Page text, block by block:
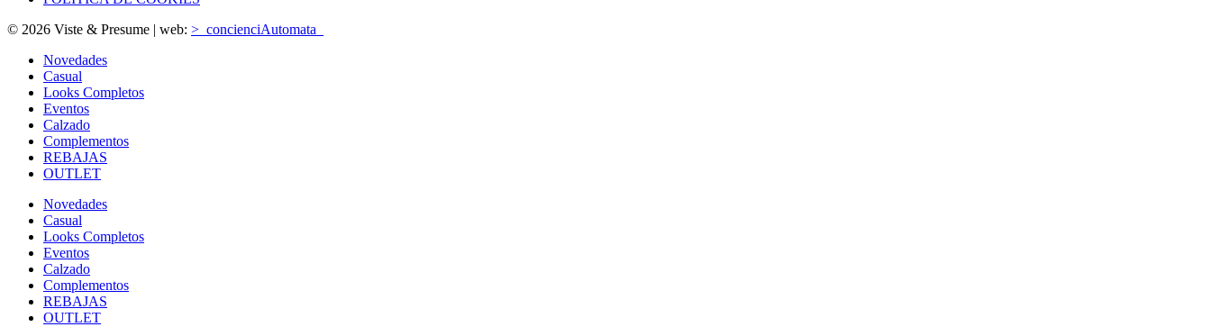
© 2026 Viste & Presume | web: >_concienciAutomata_
Novedades
Casual
Looks Completos
Eventos
Calzado
Complementos
REBAJAS
OUTLET
Novedades
Casual
Looks Completos
Eventos
Calzado
Complementos
REBAJAS
OUTLET